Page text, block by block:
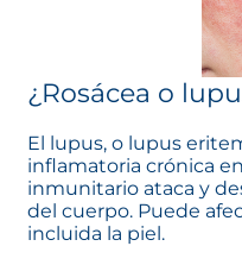
¿Rosácea o
El lupus, o lupus
inflamatoria crónica
inmunitario ataca y
del cuerpo. Puede
incluida la piel.